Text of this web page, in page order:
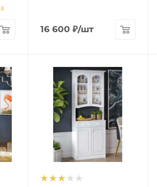
16 600 ₽/шт